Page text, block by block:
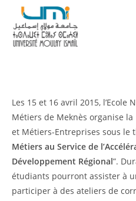
Les 15 et 16 avril 2015, l’Ecole
Métiers de Meknès organise
et Métiers-Entreprises sous le
Métiers au Service de
Développement Régional”.
étudiants pourront assister à
participer à des ateliers de